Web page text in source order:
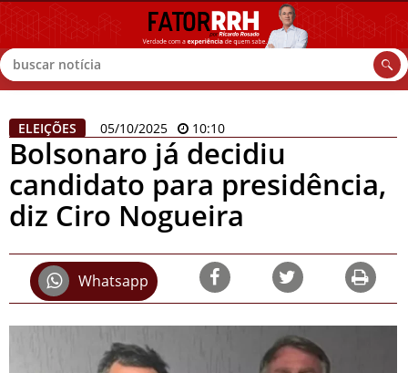
Buscar
ELEIÇÕES 05/10/2025 10:10
Bolsonaro já decidiu
candidato para presidência,
diz Ciro Nogueira
Whatsapp